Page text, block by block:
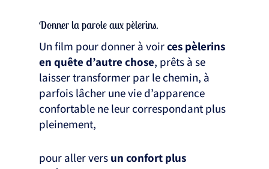
Donner la parole aux pèlerins.
Un film pour donner à voirces pèlerins
en quête d’autre chose, prêts à se
laisser transformer par le chemin, à
parfois lâcher une vie d’apparence
confortable ne leur correspondant plus
pleinement,
pour aller vers un confort plus